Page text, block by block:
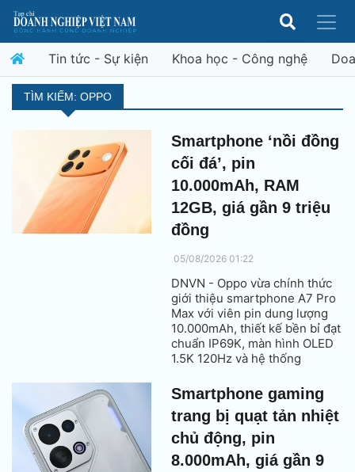
Tin tức - Sự kiện Khoa học - Công nghệ
TÌM KIẾM: OPPO
Smartphone ‘nồi đồng
cối đá’, pin
10.000mAh, RAM
12GB, giá gần 9 triệu
đồng
05/08/2026 01:22
DNVN - Oppo vừa chính thức
giới thiệu smartphone A7 Pro
Max với viên pin dung lượng
10.000mAh, thiết kế bền bỉ đạt
chuẩn IP69K, màn hình OLED
1.5K 120Hz và hệ thống
Smartphone gaming
trang bị quạt tản nhiệt
chủ động, pin
8.000mAh, giá gần 9